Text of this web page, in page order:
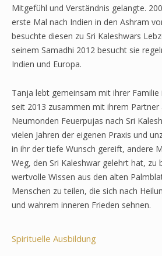
Mitgefühl und Verständnis gelangte.
erste Mal nach Indien in den Ashram
besuchte diesen zu Sri Kaleshwars
seinem Samadhi 2012 besucht sie
Indien und Europa.
Tanja lebt gemeinsam mit ihrer Familie
seit 2013 zusammen mit ihrem Partner
Neumonden Feuerpujas nach Sri
vielen Jahren der eigenen Praxis und
in ihr der tiefe Wunsch gereift, andere
Weg, den Sri Kaleshwar gelehrt hat, zu
wertvolle Wissen aus den alten
Menschen zu teilen, die sich nach
und wahrem inneren Frieden sehnen.
Spirituelle Ausbildung